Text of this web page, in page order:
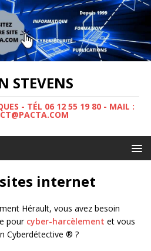
STEVENS
- TÉL 06 12 55 19 80 - MAIL :
internet
Hérault, vous avez besoin
pour cyber-harcèlement et vous
Cyberdétective ® ?